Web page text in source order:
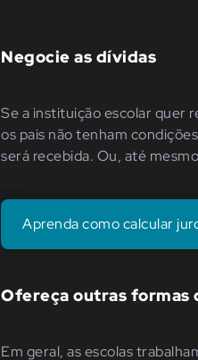
Negocie as dívidas
Se a instituição escolar quer
os pais não tenham
será recebida. Ou, até
Aprenda como calcular
Ofereça outras formas
Em geral, as escolas